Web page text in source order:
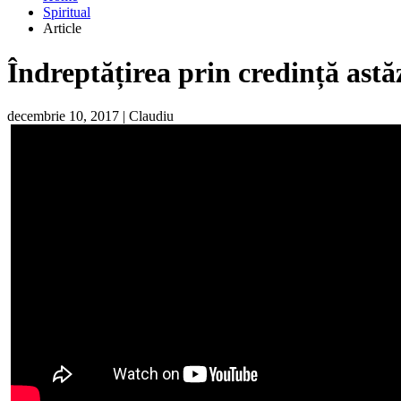
Spiritual
Article
Îndreptățirea prin credință
decembrie 10, 2017 | Claudiu